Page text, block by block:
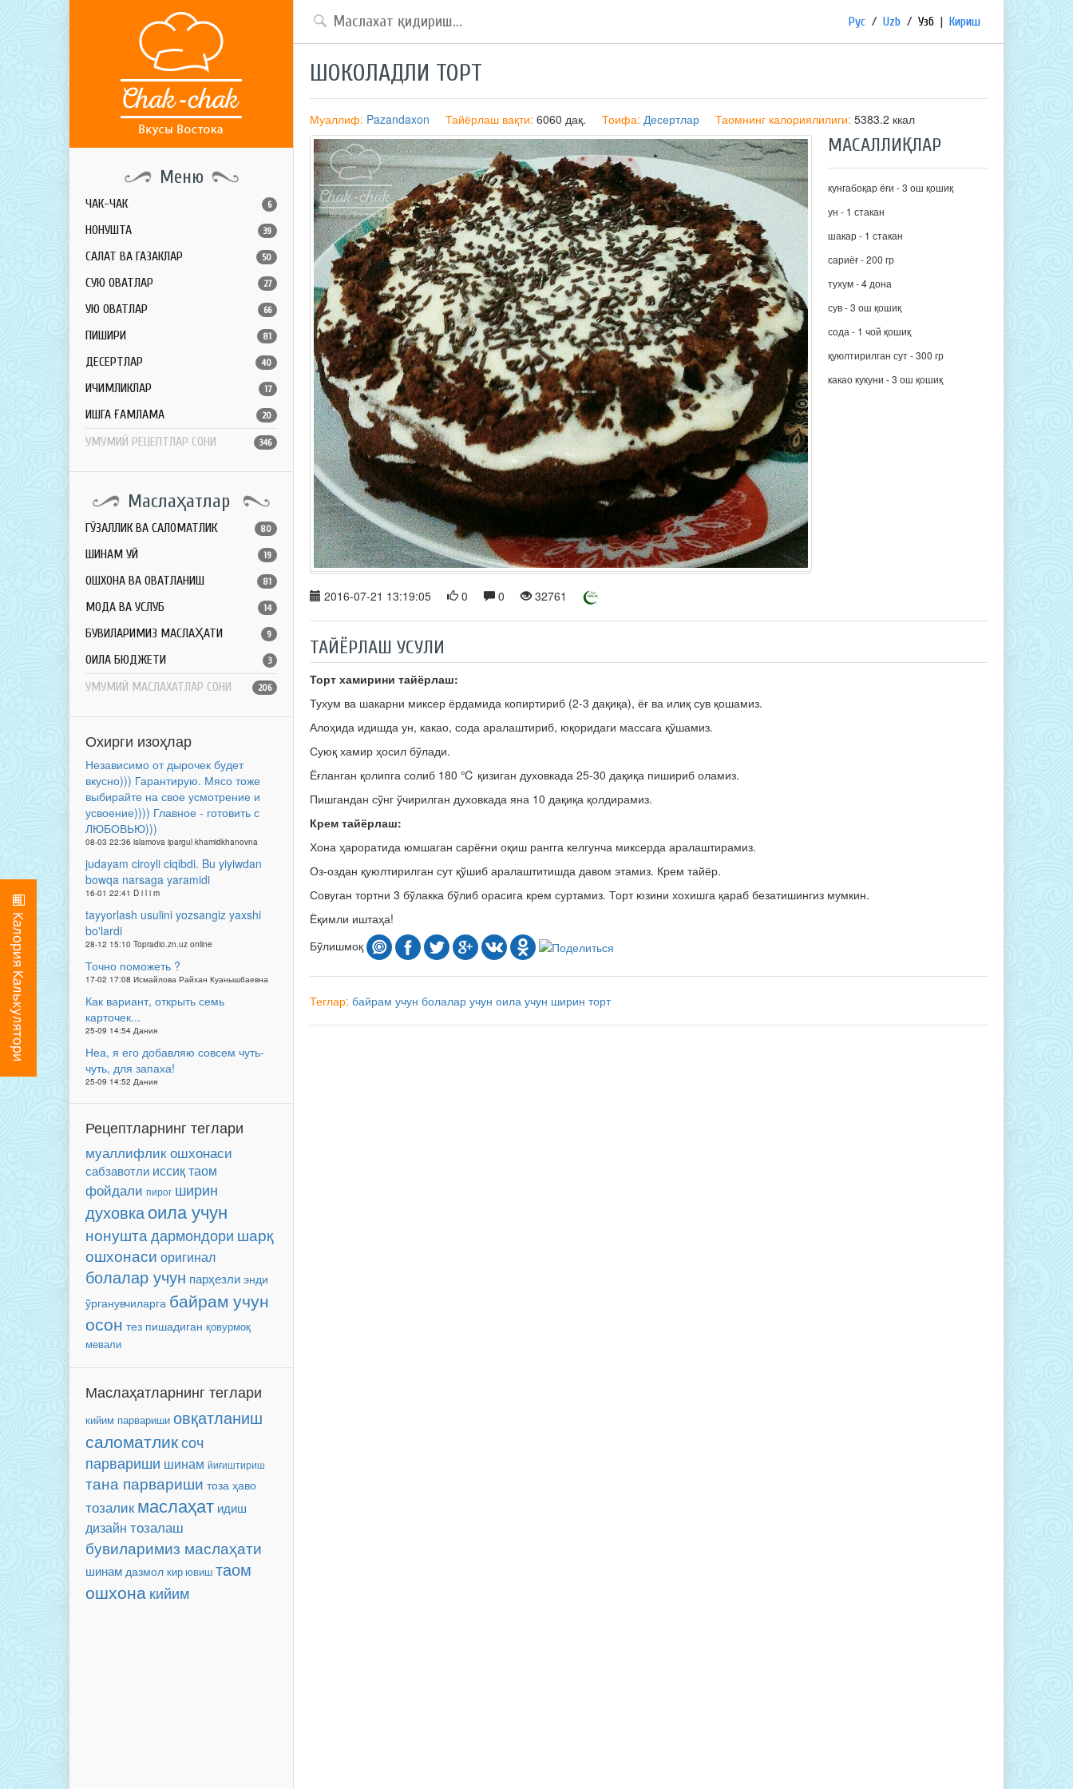
Меню
ЧАК-ЧАК 6
НОНУШТА 39
САЛАТ ВА ГАЗАКЛАР 50
СУЮҚ ОВҚАТЛАР 27
ҚУЮҚ ОВҚАТЛАР 66
ПИШИРИҚ 81
ДЕСЕРТЛАР 40
ИЧИМЛИКЛАР 17
ҚИШГА ҒАМЛАМА 20
УМУМИЙ РЕЦЕПТЛАР СОНИ 346
Маслаҳатлар
ГЎЗАЛЛИК ВА САЛОМАТЛИК 80
ШИНАМ УЙ 19
ОШХОНА ВА ОВҚАТЛАНИШ 81
МОДА ВА УСЛУБ 14
БУВИЛАРИМИЗ МАСЛАҲАТИ 9
ОИЛА БЮДЖЕТИ 3
УМУМИЙ МАСЛАХАТЛАР СОНИ 206
Охирги изоҳлар
Независимо от дырочек будет
вкусно))) Гарантирую. Мясо тоже
выбирайте на свое усмотрение и
усвоение)))) Главное - готовить с
ЛЮБОВЬЮ)))
08-03 22:36 islamova ipargul khamidkhanovna
judayam ciroyli ciqibdi. Bu yiyiwdan
bowqa narsaga yaramidi
16-01 22:41 D i l i m
tayyorlash usulini yozsangiz yaxshi
bo'lardi
28-12 15:10 Topradio.zn.uz online
Точно поможеть ?
17-02 17:08 Исмайлова Райхан Куанышбаевна
Как вариант, открыть семь
карточек...
25-09 14:54 Дания
Неа, я его добавляю совсем чуть-
чуть, для запаха!
25-09 14:52 Дания
Рецептларнинг теглари
муаллифлик ошхонаси
сабзавотли иссиқ таом
фойдали пирог ширин
духовкаоила учун
нонушта дармондори шарқ
ошхонаси оригинал
болалар учун парҳезли энди
ўрганувчиларга байрам учун
осон тез пишадиган қовурмоқ
мевали
Маслаҳатларнинг теглари
кийим парвариши овқатланиш
саломатликсоч
парвариши шинам йиғиштириш
тана парвариши тоза ҳаво
тозалик маслаҳат идиш
дизайн тозалаш
бувиларимиз маслаҳати
шинам дазмол кир ювиш таом
ошхона кийим
Рус / Uzb / Узб | Кириш
ШОКОЛАДЛИ ТОРТ
Муаллиф: Pazandaxon Тайёрлаш вақти: 6060 дақ. Тоифа: Десертлар Таомнинг калориялилиги: 5383.2 ккал
2016-07-21 13:19:05 0 0 32761
МАСАЛЛИҚЛАР
кунгабоқар ёғи - 3 ош қошиқ
ун - 1 стакан
шакар - 1 стакан
сариёғ - 200 гр
тухум - 4 дона
сув - 3 ош қошиқ
сода - 1 чой қошиқ
қуюлтирилган сут - 300 гр
какао кукуни - 3 ош қошиқ
ТАЙЁРЛАШ УСУЛИ
Торт хамирини тайёрлаш:
Тухум ва шакарни миксер ёрдамида копиртириб (2-3 дақиқа), ёғ ва илиқ сув қошамиз.
Алоҳида идишда ун, какао, сода аралаштириб, юқоридаги массага қўшамиз.
Суюқ хамир ҳосил бўлади.
Ёғланган қолипга солиб 180 ℃ қизиган духовкада 25-30 дақиқа пишириб оламиз.
Пишгандан сўнг ўчирилган духовкада яна 10 дақиқа қолдирамиз.
Крем тайёрлаш:
Хона ҳароратида юмшаган сарёғни оқиш рангга келгунча миксерда аралаштирамиз.
Оз-оздан қуюлтирилган сут қўшиб аралаштитишда давом этамиз. Крем тайёр.
Совуган тортни 3 бўлакка бўлиб орасига крем суртамиз. Торт юзини хохишга қараб безатишингиз мумкин.
Ёқимли иштаҳа!
Бўлишмоқ
Теглар: байрам учун болалар учун оила учун ширин торт